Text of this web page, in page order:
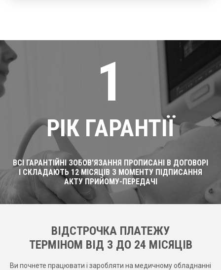
1
РІК ГАРАНТІЇ
ВСІ ГАРАНТІЙНІ ЗОБОВ'ЯЗАННЯ ПРОПИСАНІ В ДОГОВОРІ
І СКЛАДАЮТЬ 12 МІСЯЦІВ З МОМЕНТУ ПІДПИСАННЯ
АКТУ ПРИЙОМУ-ПЕРЕДАЧІ
ВІДСТРОЧКА ПЛАТЕЖУ
ТЕРМІНОМ ВІД 3 ДО 24 МІСЯЦІВ
Ви почнете працювати і заробляти на медичному обладнанні